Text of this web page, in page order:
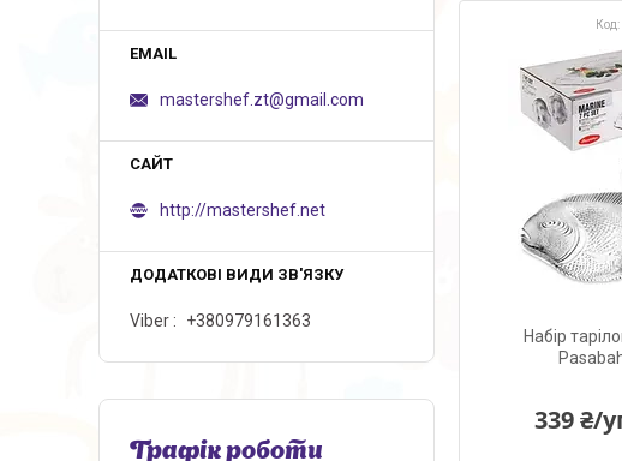
Набір
339 ₴/
mastershef.zt@gmail.com
http://mastershef.net
Viber +380979161363
Графік роботи